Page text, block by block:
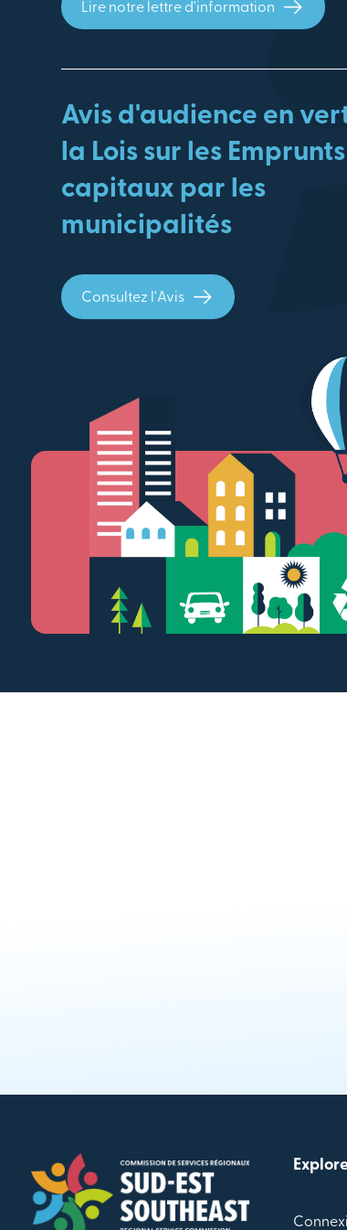
Lire notre lettre d'information
Avis d'audience en
la Lois sur les
capitaux par les
municipalités
Consultez l'Avis